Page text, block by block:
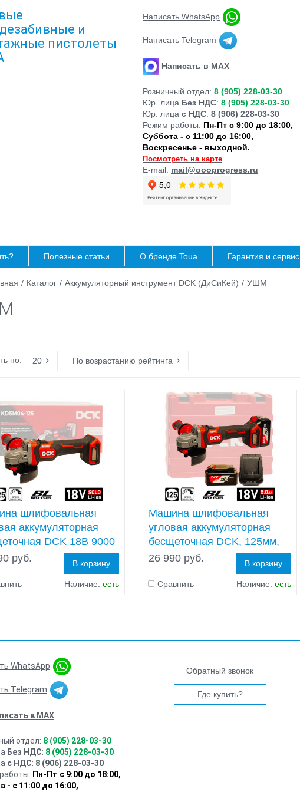
и
пистолеты
Написать WhatsApp
Написать Telegram
Написать в MAX
Розничный отдел: 8 (905) 228-03-30
Юр. лица Без НДС: 8 (905) 228-03-30
Юр. лица с НДС: 8 (906) 228-03-30
Режим работы: Пн-Пт с 9:00 до 18:00,
Суббота - с 11:00 до 16:00,
Воскресенье - выходной.
Посмотреть на карте
E-mail: mail@oooprogress.ru
Полезные статьи О бренде Toua Гарантия и сервис
/ Каталог / Аккумуляторный инструмент DCK (ДиСиКей) / УШМ
по: 20 По возрастанию рейтинга
шлифовальная
аккумуляторная
DCK 18В 9000
без АКБиЗ/У
руб. В корзину
Наличие: есть
Машина шлифовальная
угловая аккумуляторная
бесщеточная DCK, 125мм,
2*5АА/ч, 9000 об/мин
26 990 руб. В корзину
Сравнить Наличие: есть
WhatsApp
Telegram
в MAX
отдел: 8 (905) 228-03-30
Без НДС: 8 (905) 228-03-30
с НДС: 8 (906) 228-03-30
Пн-Пт с 9:00 до 18:00,
- с 11:00 до 16:00,
Обратный звонок
Где купить?